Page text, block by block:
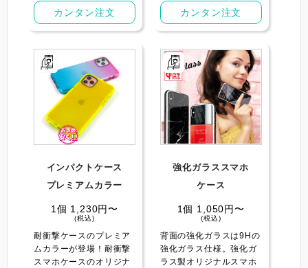
カンタン注文 カンタン注文
インパクトケース️
プレミアムカラー
1個 1,230円〜
(税込)
耐衝撃ケースのプレミア
ムカラーが登場！耐衝撃
スマホケースのオリジナ
強化ガラススマホ
ケース
1個 1,050円〜
(税込)
背面の強化ガラスは9Hの
強化ガラス仕様。強化ガ
ラス製オリジナルスマホ